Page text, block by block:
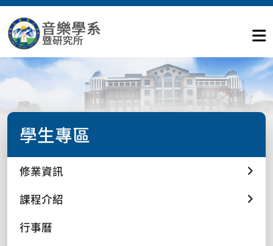
學生專區
修業資訊
課程介紹
行事曆